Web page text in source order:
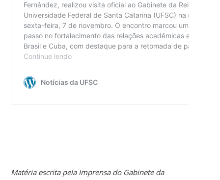
Matéria escrita pela Imprensa do Gabinete da